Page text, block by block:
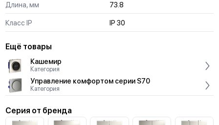
Длина, мм 73.8
Класс IP IP 30
Ещё товары
Кашемир
Категория
Управление комфортом серии S70
Категория
Серия от бренда